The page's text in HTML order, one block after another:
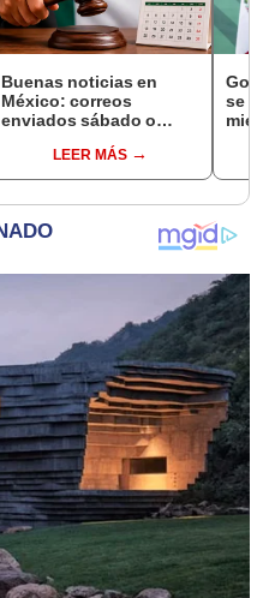
Buenas noticias en
México: correos
enviados sábado o
amparo serán válidos
desde el siguiente día
LEER MÁS
se